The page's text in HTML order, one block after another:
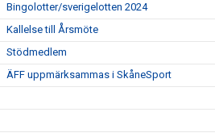
Bingolotter/sverigelotten 2024
Kallelse till Årsmöte
Stödmedlem
ÄFF uppmärksammas i SkåneSport